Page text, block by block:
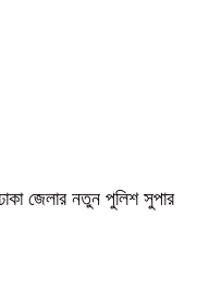
জেলার নতুন পুলিশ সুপার